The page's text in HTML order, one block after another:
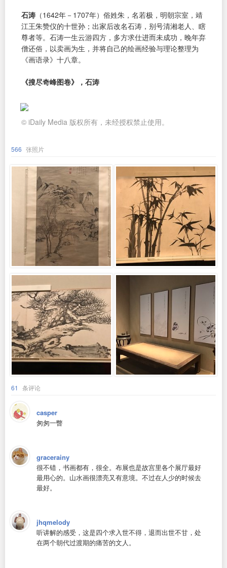
石涛 （1642年－1707年）俗姓朱，名若极，明朝宗室，靖
江王朱赞仪的十世孙；出家后改名石涛，别号清湘老人、瞎
尊者等。石涛一生云游四方，多方求仕进而未成功，晚年弃
僧还俗，以卖画为生，并将自己的绘画经验与理论整理为
《画语录》十八章。
《搜尽奇峰图卷》，石涛
© iDaily Media 版权所有，未经授权禁止使用。
566 张照片
61 条评论
casper
匆匆一瞥
gracerainy
很不错，书画都有，很全。布展也是故宫里各个展厅最好
最用心的。山水画很漂亮又有意境。不过在人少的时候去
最好。
jhqmelody
听讲解的感受，这是四个求入世不得，退而出世不甘，处
在两个朝代过渡期的痛苦的文人。